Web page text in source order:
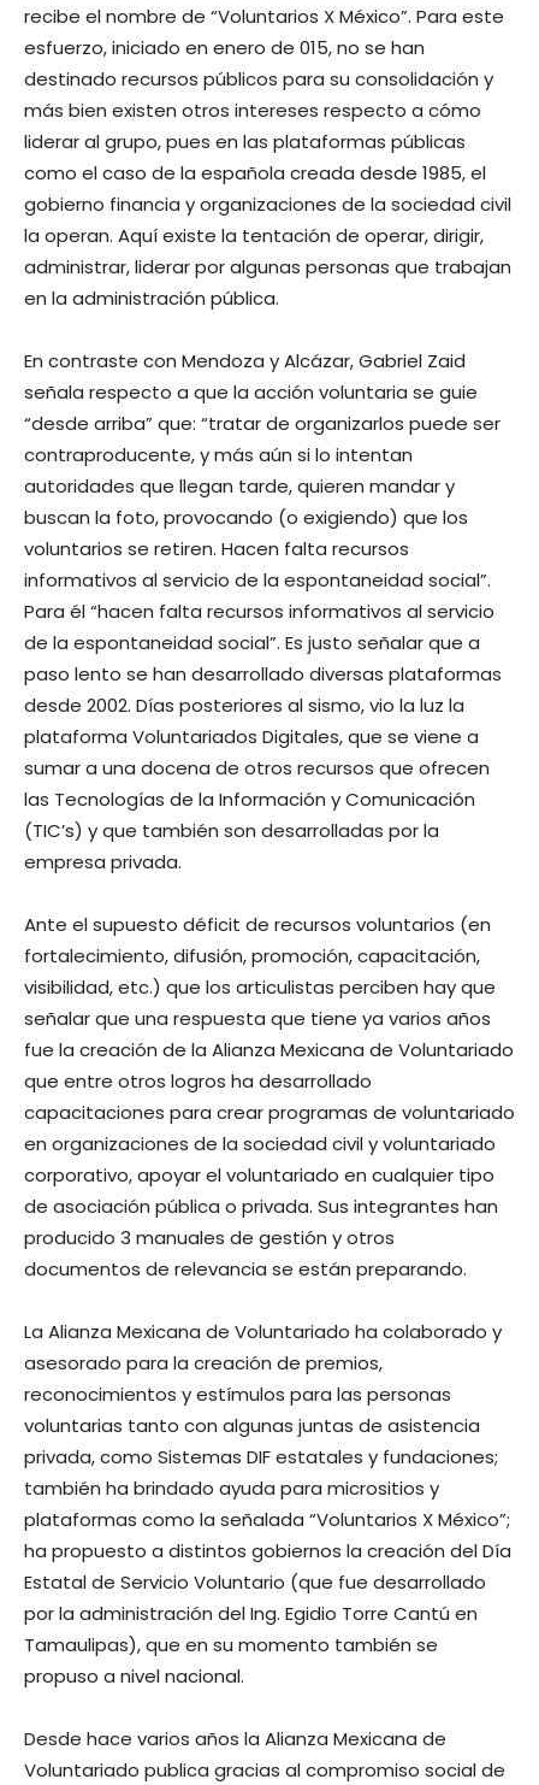
recibe el nombre de “Voluntarios X México”. Para este
esfuerzo, iniciado en enero de 015, no se han
destinado recursos públicos para su consolidación y
más bien existen otros intereses respecto a cómo
liderar al grupo, pues en las plataformas públicas
como el caso de la española creada desde 1985, el
gobierno financia y organizaciones de la sociedad civil
la operan. Aquí existe la tentación de operar, dirigir,
administrar, liderar por algunas personas que trabajan
en la administración pública.
En contraste con Mendoza y Alcázar, Gabriel Zaid
señala respecto a que la acción voluntaria se guie
“desde arriba” que: “tratar de organizarlos puede ser
contraproducente, y más aún si lo intentan
autoridades que llegan tarde, quieren mandar y
buscan la foto, provocando (o exigiendo) que los
voluntarios se retiren. Hacen falta recursos
informativos al servicio de la espontaneidad social”.
Para él “hacen falta recursos informativos al servicio
de la espontaneidad social”. Es justo señalar que a
paso lento se han desarrollado diversas plataformas
desde 2002. Días posteriores al sismo, vio la luz la
plataforma Voluntariados Digitales, que se viene a
sumar a una docena de otros recursos que ofrecen
las Tecnologías de la Información y Comunicación
(TIC’s) y que también son desarrolladas por la
empresa privada.
Ante el supuesto déficit de recursos voluntarios (en
fortalecimiento, difusión, promoción, capacitación,
visibilidad, etc.) que los articulistas perciben hay que
señalar que una respuesta que tiene ya varios años
fue la creación de la Alianza Mexicana de Voluntariado
que entre otros logros ha desarrollado
capacitaciones para crear programas de voluntariado
en organizaciones de la sociedad civil y voluntariado
corporativo, apoyar el voluntariado en cualquier tipo
de asociación pública o privada. Sus integrantes han
producido 3 manuales de gestión y otros
documentos de relevancia se están preparando.
La Alianza Mexicana de Voluntariado ha colaborado y
asesorado para la creación de premios,
reconocimientos y estímulos para las personas
voluntarias tanto con algunas juntas de asistencia
privada, como Sistemas DIF estatales y fundaciones;
también ha brindado ayuda para micrositios y
plataformas como la señalada “Voluntarios X México”;
ha propuesto a distintos gobiernos la creación del Día
Estatal de Servicio Voluntario (que fue desarrollado
por la administración del Ing. Egidio Torre Cantú en
Tamaulipas), que en su momento también se
propuso a nivel nacional.
Desde hace varios años la Alianza Mexicana de
Voluntariado publica gracias al compromiso social de